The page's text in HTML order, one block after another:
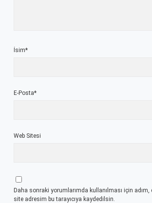
İsim*
E-Posta*
Web Sitesi
Daha sonraki yorumlarımda kullanılması için
site adresim bu tarayıcıya kaydedilsin.